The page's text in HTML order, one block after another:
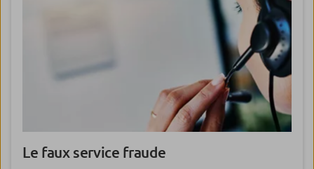
Le faux service fraude